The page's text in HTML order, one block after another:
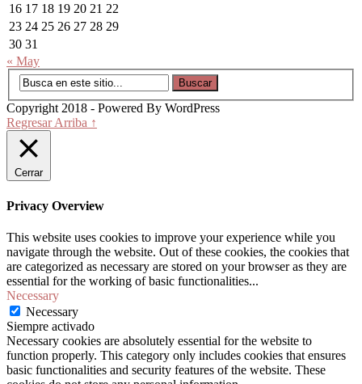
16 17 18 19 20 21 22
23 24 25 26 27 28 29
30 31
« May
Copyright 2018 - Powered By WordPress
Regresar Arriba ↑
Cerrar
Privacy Overview
This website uses cookies to improve your experience while you
navigate through the website. Out of these cookies, the cookies that
are categorized as necessary are stored on your browser as they are
essential for the working of basic functionalities...
Necessary
Necessary
Siempre activado
Necessary cookies are absolutely essential for the website to
function properly. This category only includes cookies that ensures
basic functionalities and security features of the website. These